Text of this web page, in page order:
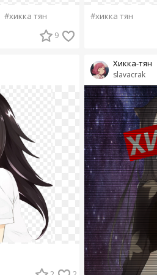
#хикка тян
9
#хикка тян
slavacrak
Хикка-тян